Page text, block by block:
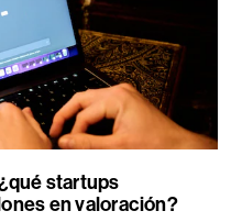
startups
en valoración?